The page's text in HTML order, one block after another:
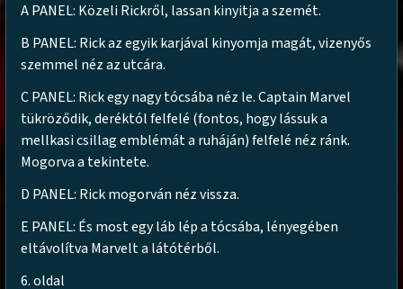
A PANEL: Közeli Rickről, lassan kinyitja a szemét.
B PANEL: Rick az egyik karjával kinyomja magát, vizenyős
szemmel néz az utcára.
C PANEL: Rick egy nagy tócsába néz le. Captain Marvel
tükröződik, deréktól felfelé (fontos, hogy lássuk a
mellkasi csillag emblémát a ruháján) felfelé néz ránk.
Mogorva a tekintete.
D PANEL: Rick mogorván néz vissza.
E PANEL: És most egy láb lép a tócsába, lényegében
eltávolítva Marvelt a látótérből.
6. oldal